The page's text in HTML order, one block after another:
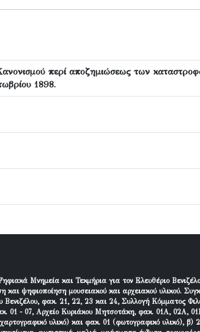
περί αποζημιώσεως των
1898.
Μνημεία και Τεκμήρια για τον Ελευθέριο
και ψηφιοποίηση μουσειακού και αρχειακού υλικού.
Βενιζέλου, φακ. 21, 22, 23 και 24, Συλλογή Κόμματος
01 - 07, Αρχείο Κυριάκου Μητσοτάκη, φακ. 01Α, 02Α,
υλικό) και φακ. 01 (φωτογραφικό υλικό), β)